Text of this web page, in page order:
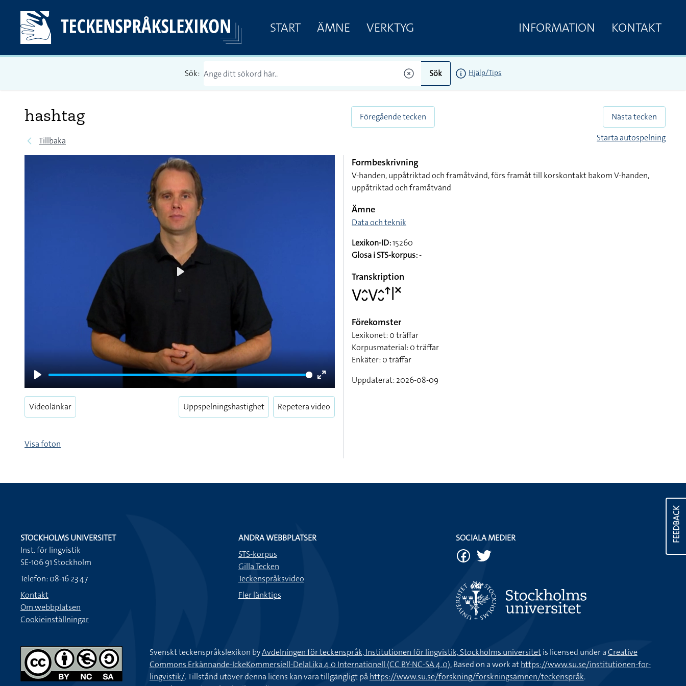
START ÄMNE VERKTYG INFORMATION KONTAKT
Sök: Sök Hjälp/Tips
hashtag
Tillbaka
Föregående tecken
Nästa tecken
Starta autospelning
Play
Enter
fullscreen
Videolänkar Uppspelningshastighet Repetera video
Visa foton
Formbeskrivning
V-handen, uppåtriktad och framåtvänd, förs framåt till korskontakt bakom V-handen,
uppåtriktad och framåtvänd
Ämne
Data och teknik
Lexikon-ID:15260
Glosa i STS-korpus:-
Transkription
􌤭􌤵􌤷􌤭􌤵􌤷􌦃􌥼􌦎
Förekomster
Lexikonet: 0 träffar
Korpusmaterial: 0 träffar
Enkäter: 0 träffar
Uppdaterat: 2026-08-09
FEEDBACK
STOCKHOLMS UNIVERSITET
Inst. för lingvistik
SE-106 91 Stockholm
Telefon: 08-16 23 47
Kontakt
Om webbplatsen
Cookieinställningar
ANDRA WEBBPLATSER
STS-korpus
Gilla Tecken
Teckenspråksvideo
Fler länktips
SOCIALA MEDIER
Svenskt teckenspråkslexikon byAvdelningen för teckenspråk, Institutionen för lingvistik, Stockholms universitetis licensed under aCreative
Commons Erkännande-IckeKommersiell-DelaLika 4.0 Internationell (CC BY-NC-SA 4.0).Based on a work athttps://www.su.se/institutionen-for-
lingvistik/. Tillstånd utöver denna licens kan vara tillgängligt på https://www.su.se/forskning/forskningsämnen/teckenspråk.